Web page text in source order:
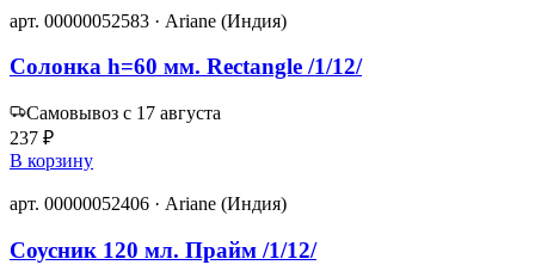
арт. 00000052583 · Ariane (Индия)
Солонка h=60 мм. Rectangle /1/12/
Самовывоз с 17 августа
237 ₽
В корзину
арт. 00000052406 · Ariane (Индия)
Соусник 120 мл. Прайм /1/12/